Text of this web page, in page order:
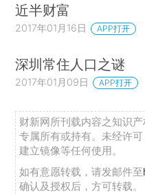
近半财富
2017年01月16日 APP打开
深圳常住人口之谜
2017年01月09日 APP打开
财新网所刊载内容之知识
专属所有或持有。未经许
建立镜像等任何使用。
如有意愿转载，请发邮件至
确认及授权后，方可转载。